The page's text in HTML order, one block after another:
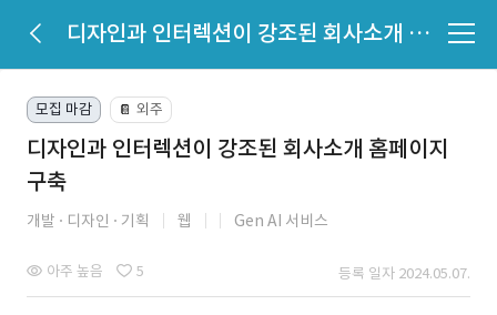
디자인과 인터렉션이 강조된 회사소개 홈페이지 구축
모집 마감 📔 외주
디자인과 인터렉션이 강조된 회사소개 홈페이지
구축
개발 디자인 기획 웹 Gen AI 서비스
아주 높음 5 등록 일자 2024.05.07.